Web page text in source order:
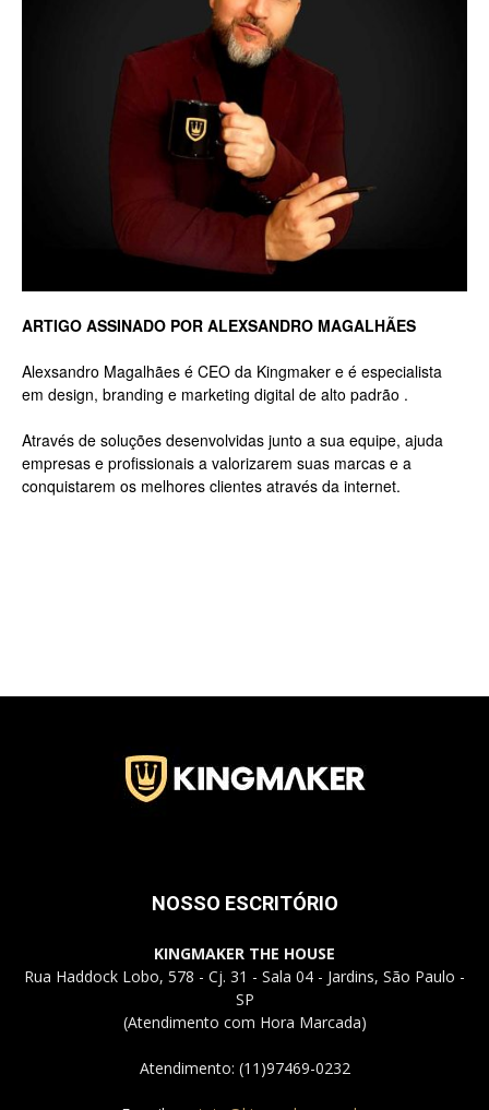
Premium
e
Luxo
Rua
Jardins
SP
ARTIGO ASSINADO POR ALEXSANDRO MAGALHÃES
Alexsandro Magalhães é CEO da Kingmaker e é especialista
em design, branding e marketing digital de alto padrão .
Através de soluções desenvolvidas junto a sua equipe, ajuda
empresas e profissionais a valorizarem suas marcas e a
conquistarem os melhores clientes através da internet.
NOSSO ESCRITÓRIO
KINGMAKER THE HOUSE
Rua Haddock Lobo, 578 - Cj. 31 - Sala 04 - Jardins, São Paulo -
SP
(Atendimento com Hora Marcada)
Atendimento: (11)97469-0232